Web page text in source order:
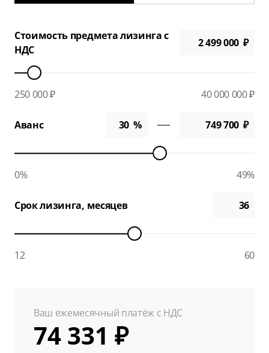
Стоимость предмета лизинга с
НДС
250 000 ₽ 40 000 000 ₽
Аванс
0% 49%
Срок лизинга, месяцев
12 60
Ваш ежемесячный платёж с НДС
74 331 ₽